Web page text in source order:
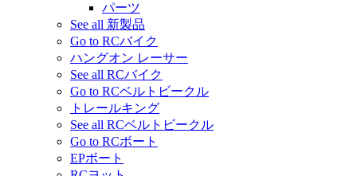
パーツ
See all 新製品
Go to RCバイク
ハングオン レーサー
See all RCバイク
Go to RCベルトビークル
トレールキング
See all RCベルトビークル
Go to RCボート
EPボート